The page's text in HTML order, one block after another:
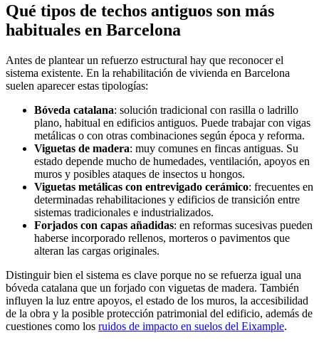
Qué tipos de techos antiguos son más
habituales en Barcelona
Antes de plantear un refuerzo estructural hay que reconocer el
sistema existente. En la rehabilitación de vivienda en Barcelona
suelen aparecer estas tipologías:
Bóveda catalana: solución tradicional con rasilla o ladrillo
plano, habitual en edificios antiguos. Puede trabajar con vigas
metálicas o con otras combinaciones según época y reforma.
Viguetas de madera: muy comunes en fincas antiguas. Su
estado depende mucho de humedades, ventilación, apoyos en
muros y posibles ataques de insectos u hongos.
Viguetas metálicas con entrevigado cerámico: frecuentes en
determinadas rehabilitaciones y edificios de transición entre
sistemas tradicionales e industrializados.
Forjados con capas añadidas: en reformas sucesivas pueden
haberse incorporado rellenos, morteros o pavimentos que
alteran las cargas originales.
Distinguir bien el sistema es clave porque no se refuerza igual una
bóveda catalana que un forjado con viguetas de madera. También
influyen la luz entre apoyos, el estado de los muros, la accesibilidad
de la obra y la posible protección patrimonial del edificio, además de
cuestiones como los ruidos de impacto en suelos del Eixample.